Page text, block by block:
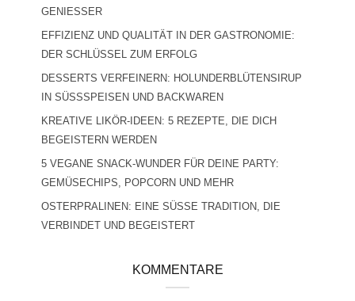
GENIESSER
EFFIZIENZ UND QUALITÄT IN DER GASTRONOMIE:
DER SCHLÜSSEL ZUM ERFOLG
DESSERTS VERFEINERN: HOLUNDERBLÜTENSIRUP
IN SÜSSSPEISEN UND BACKWAREN
KREATIVE LIKÖR-IDEEN: 5 REZEPTE, DIE DICH
BEGEISTERN WERDEN
5 VEGANE SNACK-WUNDER FÜR DEINE PARTY:
GEMÜSECHIPS, POPCORN UND MEHR
OSTERPRALINEN: EINE SÜSSE TRADITION, DIE V
ERBINDET UND BEGEISTERT
KOMMENTARE